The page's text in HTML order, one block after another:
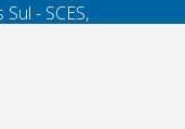
- SCES,